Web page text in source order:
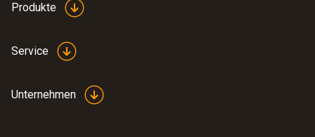
Produkte
Service
Unternehmen